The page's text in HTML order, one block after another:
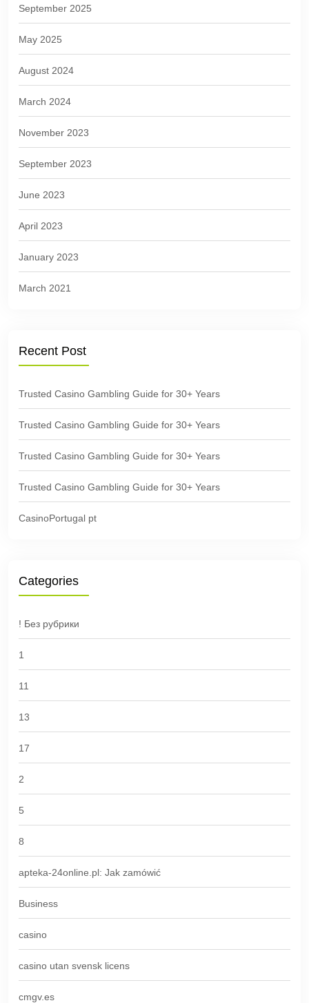
September 2025
May 2025
August 2024
March 2024
November 2023
September 2023
June 2023
April 2023
January 2023
March 2021
Recent Post
Trusted Casino Gambling Guide for 30+ Years
Trusted Casino Gambling Guide for 30+ Years
Trusted Casino Gambling Guide for 30+ Years
Trusted Casino Gambling Guide for 30+ Years
CasinoPortugal pt
Categories
! Без рубрики
1
11
13
17
2
5
8
apteka-24online.pl: Jak zamówić
Business
casino
casino utan svensk licens
cmgv.es